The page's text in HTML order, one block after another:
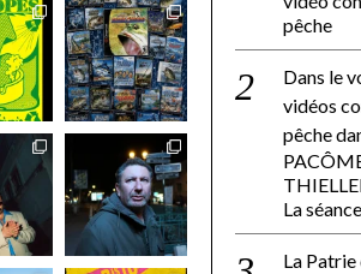
pêche
Dans le
vidéos
pêche
La
La Patrie